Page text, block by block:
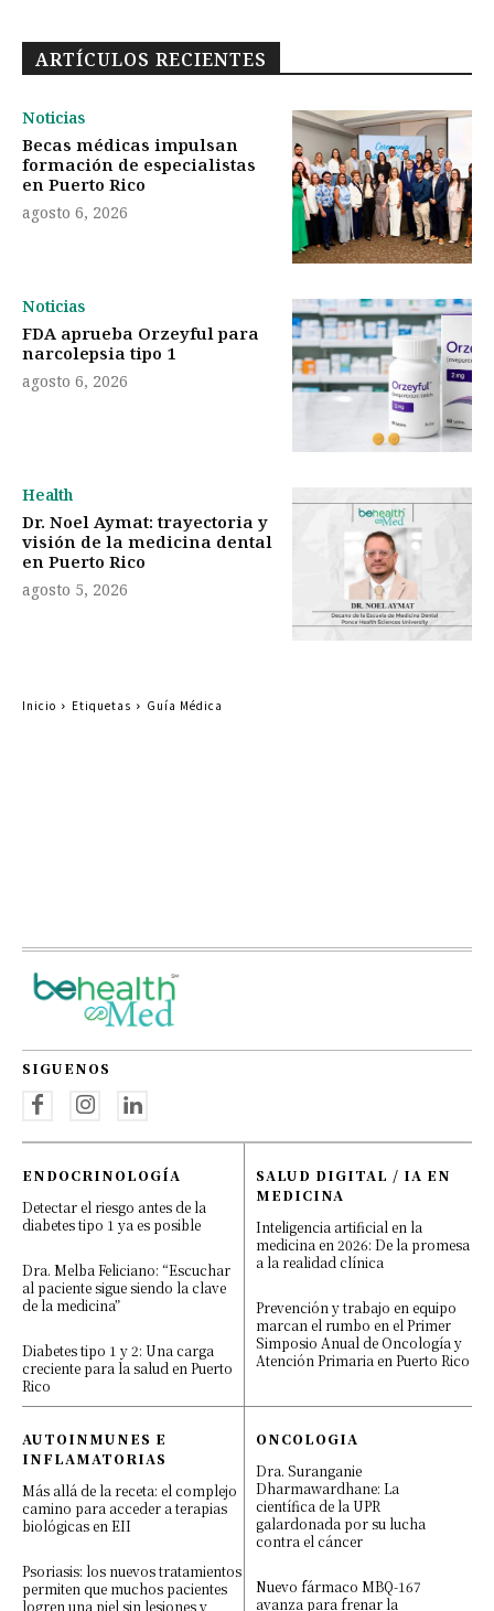
ARTÍCULOS RECIENTES
Noticias
Becas médicas impulsan
formación de especialistas
en Puerto Rico
agosto 6, 2026
Noticias
FDA aprueba Orzeyful para
narcolepsia tipo 1
agosto 6, 2026
Health
Dr. Noel Aymat: trayectoria y
visión de la medicina dental
en Puerto Rico
agosto 5, 2026
Inicio Etiquetas Guía Médica
SIGUENOS
ENDOCRINOLOGÍA
Detectar el riesgo antes de la
diabetes tipo 1 ya es posible
Dra. Melba Feliciano: “Escuchar
al paciente sigue siendo la clave
de la medicina”
Diabetes tipo 1 y 2: Una carga
creciente para la salud en Puerto
Rico
SALUD DIGITAL / IA EN
MEDICINA
Inteligencia artificial en la
medicina en 2026: De la promesa
a la realidad clínica
Prevención y trabajo en equipo
marcan el rumbo en el Primer
Simposio Anual de Oncología y
Atención Primaria en Puerto Rico
AUTOINMUNES E
INFLAMATORIAS
Más allá de la receta: el complejo
camino para acceder a terapias
biológicas en EII
Psoriasis: los nuevos tratamientos
permiten que muchos pacientes
logren una piel sin lesiones y
ONCOLOGIA
Dra. Suranganie
Dharmawardhane: La
científica de la UPR
galardonada por su lucha
contra el cáncer
Nuevo fármaco MBQ-167
avanza para frenar la